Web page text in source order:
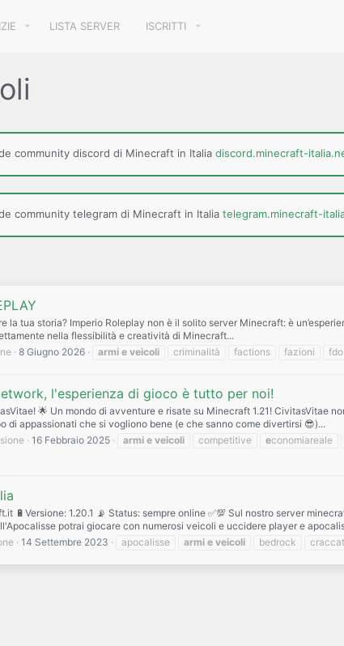
LISTA SERVER ISCRITTI
community discord di Minecraft in Italia discord.minecraft-
community telegram di Minecraft in Italia telegram.minecraft-
la tua storia? Imperio Roleplay non è il solito server Minecraft: è
nella flessibilità e creatività di Minecraft...
8 Giugno 2026 armi e veicoli criminalità factions fazioni fdo
l'esperienza di gioco è tutto per noi!
🌟 Un mondo di avventure e risate su Minecraft 1.21! CivitasVitae
di appassionati che si vogliono bene (e che sanno come divertirsi 😎)...
16 Febbraio 2025 armi e veicoli competitive economiareale
🔋Versione: 1.20.1 📡 Status: sempre online ✅💯 Sul nostro server
potrai giocare con numerosi veicoli e uccidere player e
14 Settembre 2023 apocalisse armi e veicoli bedrock